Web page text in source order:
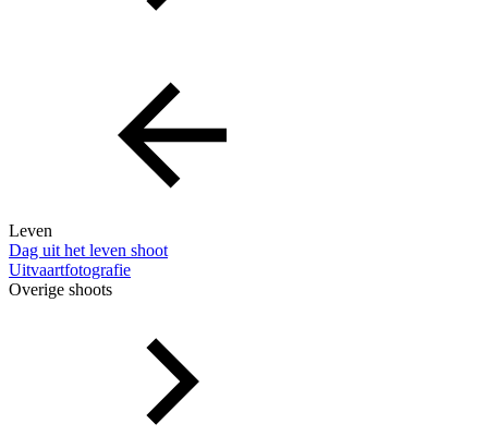
Leven
Dag uit het leven shoot
Uitvaartfotografie
Overige shoots